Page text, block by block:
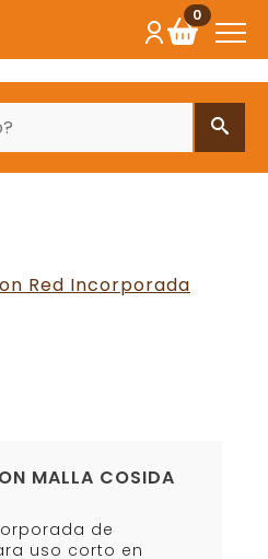
0
MALLA COSIDA
de
uso corto en